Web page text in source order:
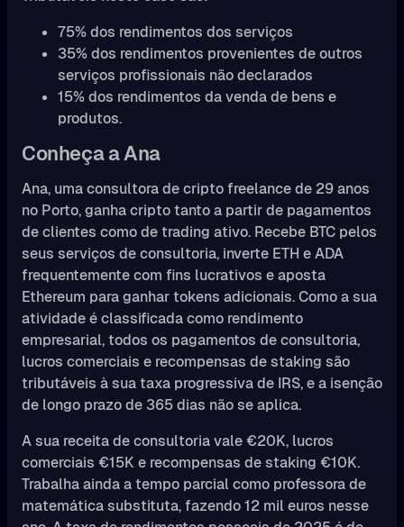
75% dos rendimentos dos serviços
35% dos rendimentos provenientes de outros
serviços profissionais não declarados
15% dos rendimentos da venda de bens e
produtos.
Conheça a Ana
Ana, uma consultora de cripto freelance de 29 anos
no Porto, ganha cripto tanto a partir de pagamentos
de clientes como de trading ativo. Recebe BTC pelos
seus serviços de consultoria, inverte ETH e ADA
frequentemente com fins lucrativos e aposta
Ethereum para ganhar tokens adicionais. Como a sua
atividade é classificada como rendimento
empresarial, todos os pagamentos de consultoria,
lucros comerciais e recompensas de staking são
tributáveis à sua taxa progressiva de IRS, e a isenção
de longo prazo de 365 dias não se aplica.
A sua receita de consultoria vale €20K, lucros
comerciais €15K e recompensas de staking €10K.
Trabalha ainda a tempo parcial como professora de
matemática substituta, fazendo 12 mil euros nesse